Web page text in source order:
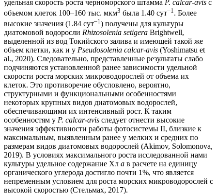
удельная скорость роста черноморского штамма P. calcar-avis с
объемом клеток 100–160 тыс. мкм3 была 1.40 сут–1 . Более
высокие значения (1.84 сут–1 ) получены для культуры
диатомовой водоросли Rhizosolenia setigera Brightwell,
выделенной из вод Токийского залива и имеющей такой же
объем клетки, как и у Pseudosolenia calcar-avis (Yoshimatsu et
al., 2020). Следовательно, представленные результаты слабо
подчиняются установленной ранее зависимости удельной
скорости роста морских микроводорослей от объема их
клеток. Это противоречие обусловлено, вероятно,
структурными и функциональными особенностями
некоторых крупных видов диатомовых водорослей,
обеспечивающими их интенсивный рост. К таким
особенностям у P. calcar-avis следует отнести высокие
значения эффективности работы фотосистемы II, близкие к
максимальным, выявленным ранее у мелких и средних по
размерам видов диатомовых водорослей (Аkimov, Solomonova,
2019). В условиях максимального роста исследованной нами
культуры удельное содержание Хл а в расчете на единицу
органического углерода достигло почти 1%, что является
непременным условием для роста морских микроводорослей с
высокой скоростью (Стельмах, 2017).